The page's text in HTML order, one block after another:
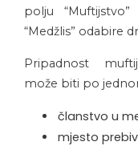
polju
“Medžlis” odabire
Pripadnost
može biti po
članstvo u
mjesto